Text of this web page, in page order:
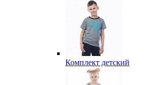
Комплект детский